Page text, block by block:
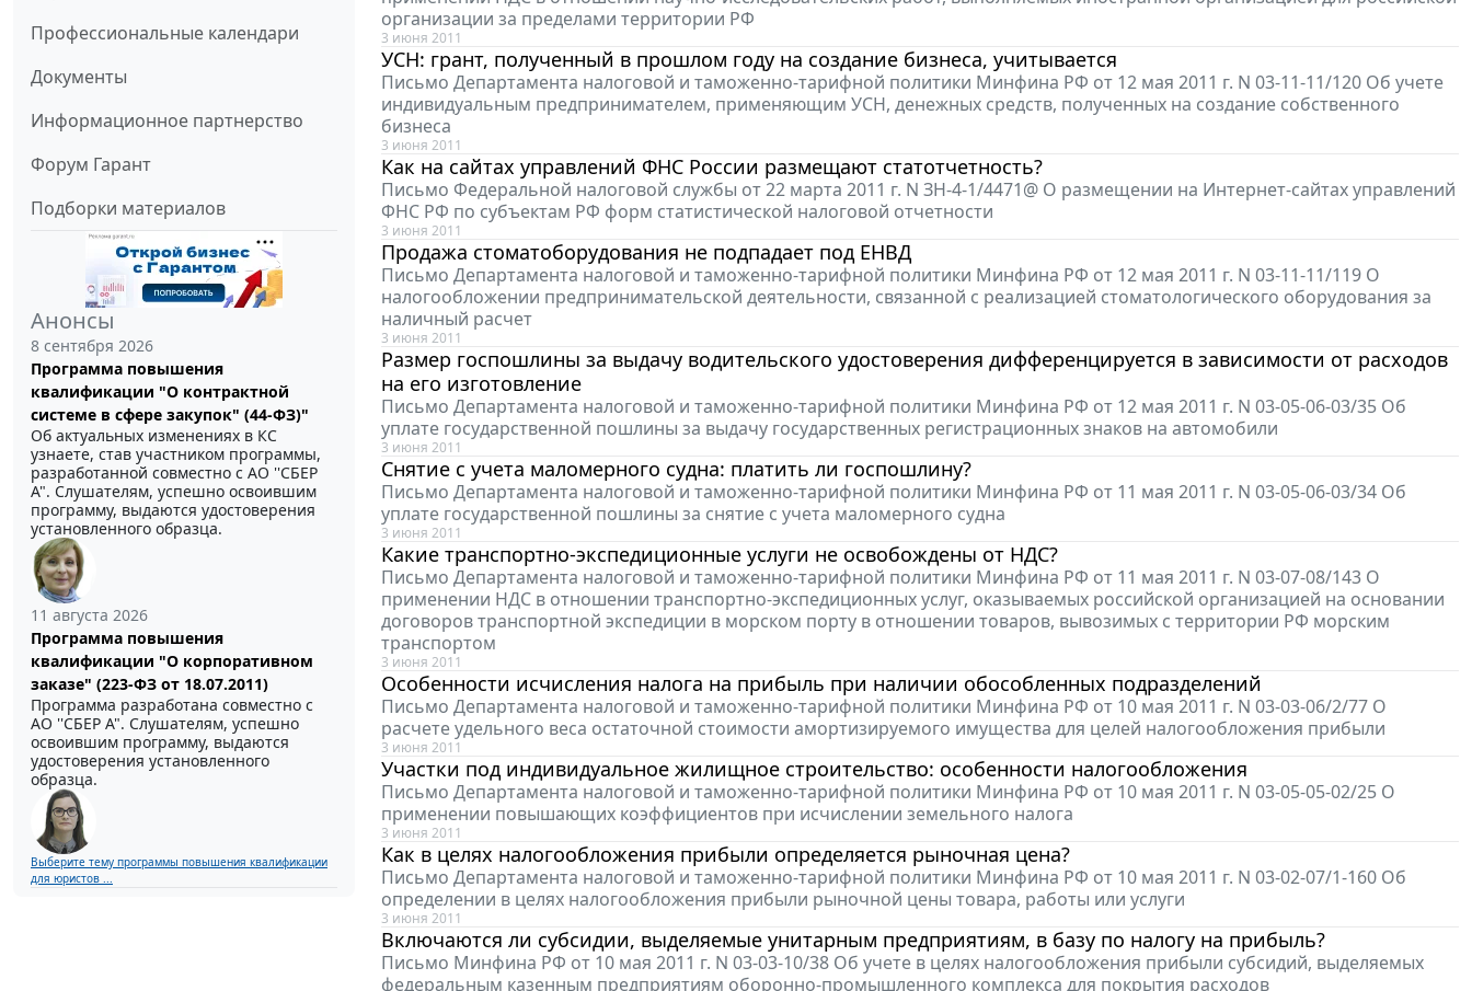
Профессиональные календари
Документы
Информационное партнерство
Форум Гарант
Подборки материалов
Анонсы
8 сентября 2026
Программа повышения
квалификации "О контрактной
системе в сфере закупок" (44-ФЗ)"
Об актуальных изменениях в КС
узнаете, став участником программы,
разработанной совместно с АО ''СБЕР
А". Слушателям, успешно освоившим
программу, выдаются удостоверения
установленного образца.
11 августа 2026
Программа повышения
квалификации "О корпоративном
заказе" (223-ФЗ от 18.07.2011)
Программа разработана совместно с
АО ''СБЕР А". Слушателям, успешно
освоившим программу, выдаются
удостоверения установленного
образца.
Выберите тему программы повышения квалификации
для юристов ...
организации за пределами территории РФ
3 июня 2011
УСН: грант, полученный в прошлом году на создание бизнеса, учитывается
Письмо Департамента налоговой и таможенно-тарифной политики Минфина РФ от 12 мая 2011 г. N 03-11-11/120 Об учете
индивидуальным предпринимателем, применяющим УСН, денежных средств, полученных на создание собственного
бизнеса
3 июня 2011
Как на сайтах управлений ФНС России размещают статотчетность?
Письмо Федеральной налоговой службы от 22 марта 2011 г. N ЗН-4-1/4471@ О размещении на Интернет-сайтах управлений
ФНС РФ по субъектам РФ форм статистической налоговой отчетности
3 июня 2011
Продажа стоматоборудования не подпадает под ЕНВД
Письмо Департамента налоговой и таможенно-тарифной политики Минфина РФ от 12 мая 2011 г. N 03-11-11/119 О
налогообложении предпринимательской деятельности, связанной с реализацией стоматологического оборудования за
наличный расчет
3 июня 2011
Размер госпошлины за выдачу водительского удостоверения дифференцируется в зависимости от расходов
на его изготовление
Письмо Департамента налоговой и таможенно-тарифной политики Минфина РФ от 12 мая 2011 г. N 03-05-06-03/35 Об
уплате государственной пошлины за выдачу государственных регистрационных знаков на автомобили
3 июня 2011
Снятие с учета маломерного судна: платить ли госпошлину?
Письмо Департамента налоговой и таможенно-тарифной политики Минфина РФ от 11 мая 2011 г. N 03-05-06-03/34 Об
уплате государственной пошлины за снятие с учета маломерного судна
3 июня 2011
Какие транспортно-экспедиционные услуги не освобождены от НДС?
Письмо Департамента налоговой и таможенно-тарифной политики Минфина РФ от 11 мая 2011 г. N 03-07-08/143 О
применении НДС в отношении транспортно-экспедиционных услуг, оказываемых российской организацией на основании
договоров транспортной экспедиции в морском порту в отношении товаров, вывозимых с территории РФ морским
транспортом
3 июня 2011
Особенности исчисления налога на прибыль при наличии обособленных подразделений
Письмо Департамента налоговой и таможенно-тарифной политики Минфина РФ от 10 мая 2011 г. N 03-03-06/2/77 О
расчете удельного веса остаточной стоимости амортизируемого имущества для целей налогообложения прибыли
3 июня 2011
Участки под индивидуальное жилищное строительство: особенности налогообложения
Письмо Департамента налоговой и таможенно-тарифной политики Минфина РФ от 10 мая 2011 г. N 03-05-05-02/25 О
применении повышающих коэффициентов при исчислении земельного налога
3 июня 2011
Как в целях налогообложения прибыли определяется рыночная цена?
Письмо Департамента налоговой и таможенно-тарифной политики Минфина РФ от 10 мая 2011 г. N 03-02-07/1-160 Об
определении в целях налогообложения прибыли рыночной цены товара, работы или услуги
3 июня 2011
Включаются ли субсидии, выделяемые унитарным предприятиям, в базу по налогу на прибыль?
Письмо Минфина РФ от 10 мая 2011 г. N 03-03-10/38 Об учете в целях налогообложения прибыли субсидий, выделяемых
федеральным казенным предприятиям оборонно-промышленного комплекса для покрытия расходов